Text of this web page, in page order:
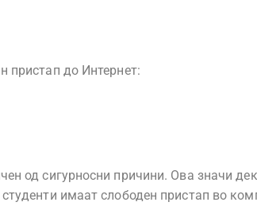
пристап до Интернет:
од сигурносни причини. Ова значи
имаат слободен пристап во